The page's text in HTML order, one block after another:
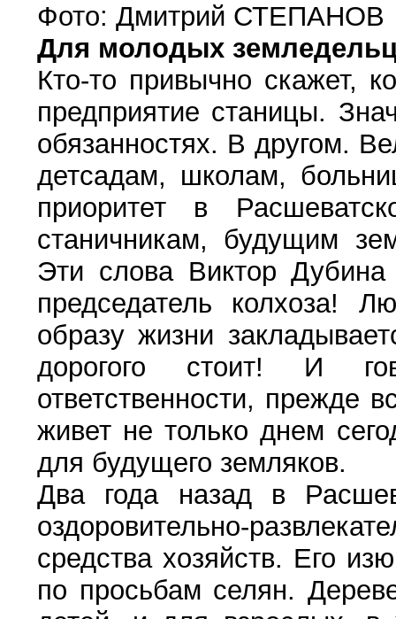
Фото: Дмитрий СТЕПАНОВ
Для молодых
Кто-то привычно скажет,
предприятие станицы.
обязанностях. В другом.
детсадам, школам,
приоритет в
станичникам, будущим
Эти слова Виктор
председатель колхоза!
образу жизни
дорогого стоит! И
ответственности, прежде
живет не только днем
для будущего земляков.
Два года назад в
оздоровительно-
средства хозяйств. Его
по просьбам селян.